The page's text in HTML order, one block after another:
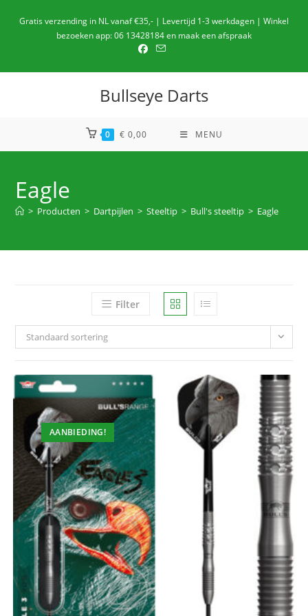
naarGratis verzending in NL vanaf €35,- | Levertijd 1-3 werkdagen | Winkel
bezoeken app: 06 13428184 en maak een afspraak
Bullseye Darts
0 € 0,00 MENU
Eagle
> Producten > Dartpijlen > Steeltip > Bull's steeltip > Eagle
Filter
Standaard sortering
AANBIEDING!